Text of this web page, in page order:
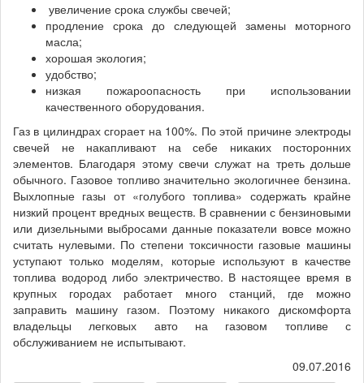
увеличение срока службы свечей;
продление срока до следующей замены моторного
масла;
хорошая экология;
удобство;
низкая пожароопасность при использовании
качественного оборудования.
Газ в цилиндрах сгорает на 100%. По этой причине электроды
свечей не накапливают на себе никаких посторонних
элементов. Благодаря этому свечи служат на треть дольше
обычного. Газовое топливо значительно экологичнее бензина.
Выхлопные газы от «голубого топлива» содержать крайне
низкий процент вредных веществ. В сравнении с бензиновыми
или дизельными выбросами данные показатели вовсе можно
считать нулевыми. По степени токсичности газовые машины
уступают только моделям, которые используют в качестве
топлива водород либо электричество. В настоящее время в
крупных городах работает много станций, где можно
заправить машину газом. Поэтому никакого дискомфорта
владельцы легковых авто на газовом топливе с
обслуживанием не испытывают.
09.07.2016